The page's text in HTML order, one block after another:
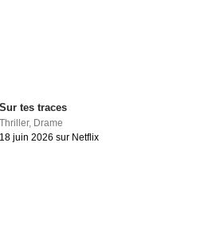
Sur tes traces
Thriller, Drame
18 juin 2026 sur Netflix